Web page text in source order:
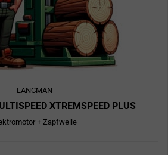
LANCMAN
XTREMSPEED PLUS
+ Zapfwelle